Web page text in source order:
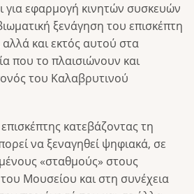
για εφαρμογή κινητών συσκευών
ξενάγηση του επισκέπτη
και εκτός αυτού στα
που το πλαισιώνουν και
του Καλαβρυτινού
κατεβάζοντας τη
να ξεναγηθεί ψηφιακά, σε
«σταθμούς» στους
Μουσείου και στη συνέχεια